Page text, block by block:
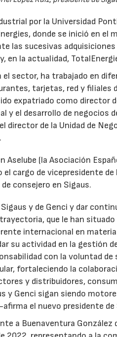
por la Universidad
donde se inició en el
las sucesivas
en la actualidad,
el sector, ha trabajado en
tarjetas, red y
expatriado como director
y el desarrollo de negocios
director de la Unidad de
(la Asociación
el cargo de vicepresidente
consejero en Sigaus.
y de Genci y dar
que le han
internacional en
su actividad en la gestión
con la voluntad
fortaleciendo la
y distribuidores,
y Genci sigan siendo
el nuevo presidente de
a Buenaventura González